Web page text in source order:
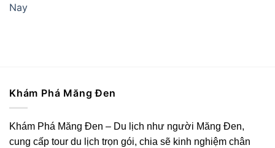
Nay
Khám Phá Măng Đen
Khám Phá Măng Đen – Du lịch như người Măng Đen,
cung cấp tour du lịch trọn gói, chia sẽ kinh nghiệm chân